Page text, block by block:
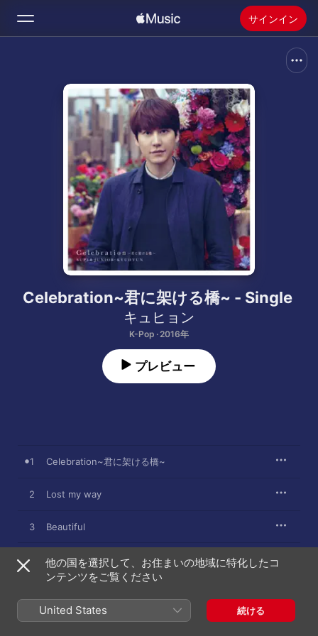
サインイン
ホーム
新着おすすめ
Apple Musicをインストール
Celebration~君に架ける橋~ - Single
キュヒョン
K-Pop · 2016年
プレビュー
1 Celebration~君に架ける橋~
2 Lost my way
3 Beautiful
2016年5月25日
℗ 2016 AVEX MUSIC CREATIVE INC.
他の国を選択して、お住まいの地域に特化したコ
ンテンツをご覧ください
United States 続ける